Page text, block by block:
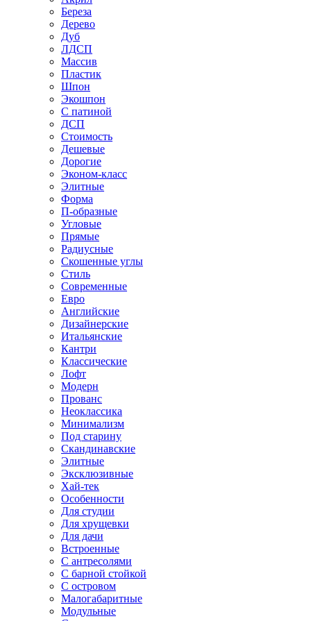
Береза
Дерево
Дуб
ЛДСП
Массив
Пластик
Шпон
Экошпон
С патиной
ДСП
Стоимость
Дешевые
Дорогие
Эконом-класс
Элитные
Форма
П-образные
Угловые
Прямые
Радиусные
Скошенные углы
Стиль
Современные
Евро
Английские
Дизайнерские
Итальянские
Кантри
Классические
Лофт
Модерн
Прованс
Неоклассика
Минимализм
Под старину
Скандинавские
Элитные
Эксклюзивные
Хай-тек
Особенности
Для студии
Для хрущевки
Для дачи
Встроенные
С антресолями
С барной стойкой
С островом
Малогабаритные
Модульные